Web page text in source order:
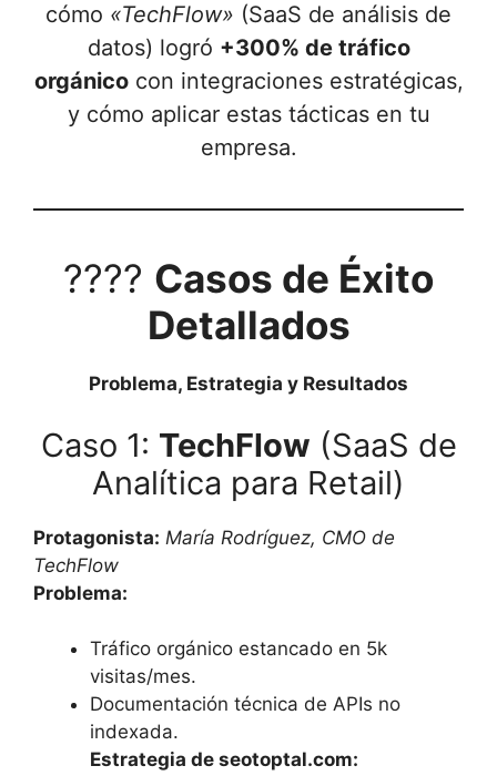
cómo «TechFlow» (SaaS de análisis de
datos) logró +300% de tráfico
orgánicocon integraciones estratégicas,
y cómo aplicar estas tácticas en tu
empresa.
???? Casos de Éxito
Detallados
Problema, Estrategia y Resultados
Caso 1: TechFlow (SaaS de
Analítica para Retail)
Protagonista: María Rodríguez, CMO de
TechFlow
Problema:
Tráfico orgánico estancado en 5k
visitas/mes.
Documentación técnica de APIs no
indexada.
Estrategia de seotoptal.com: